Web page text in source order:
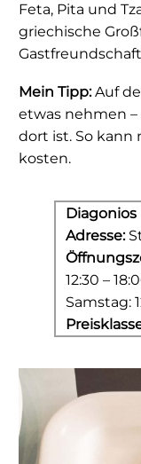
Feta, Pita und
griechische
Mein Tipp:Auf
etwas nehmen
dort ist. So kann
kosten.
Diagonios
Adresse:
12:30 –
Samstag: